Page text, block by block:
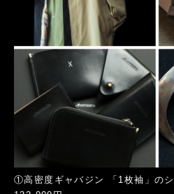
①高密度ギャバジン 「1枚袖」の